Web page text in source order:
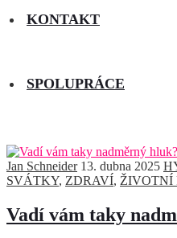
KONTAKT
SPOLUPRÁCE
Jan Schneider 13. dubna 2025
SVÁTKY, ZDRAVÍ, ŽIVOTNÍ
Vadí vám taky